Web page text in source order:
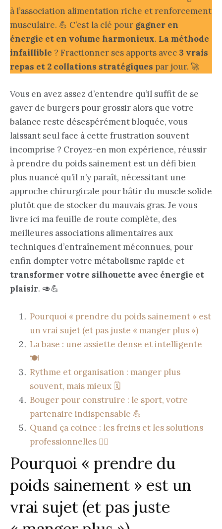
à l’association alimentation riche et renforcement
musculaire. 💪 C’est la clé pour gagner en
énergie et en volume harmonieux. La méthode
infaillible ? Fractionner ses apports avec 3 vrais
repas et 2 collations stratégiques par jour. 🚀
Vous en avez assez d’entendre qu’il suffit de se
gaver de burgers pour grossir alors que votre
balance reste désespérément bloquée, vous
laissant seul face à cette frustration souvent
incomprise ? Croyez-en mon expérience, réussir
à prendre du poids sainement est un défi bien
plus nuancé qu’il n’y paraît, nécessitant une
approche chirurgicale pour bâtir du muscle solide
plutôt que de stocker du mauvais gras. Je vous
livre ici ma feuille de route complète, des
meilleures associations alimentaires aux
techniques d’entraînement méconnues, pour
enfin dompter votre métabolisme rapide et
transformer votre silhouette avec énergie et
plaisir. 🥑💪
Pourquoi « prendre du poids sainement » est
un vrai sujet (et pas juste « manger plus »)
La base : une assiette dense et intelligente
🍽️
Rythme et organisation : manger plus
souvent, mais mieux 🗓️
Bouger pour construire : le sport, votre
partenaire indispensable 💪
Quand ça coince : les freins et les solutions
professionnelles 👩‍⚕️
Pourquoi « prendre du
poids sainement » est un
vrai sujet (et pas juste